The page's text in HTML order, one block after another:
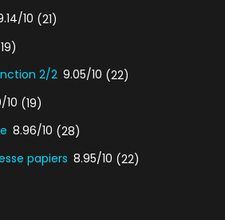
10 (21)
2/2 9.05/10 (22)
10 (19)
8.96/10 (28)
papiers 8.95/10 (22)